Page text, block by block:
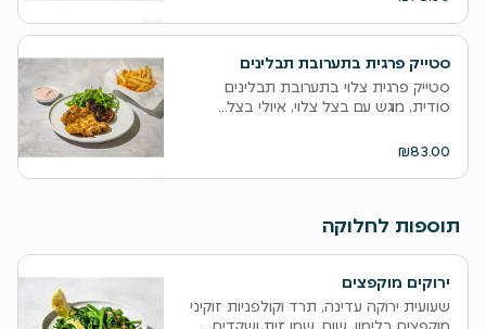
סטייק פרגית בתערובת תבלינים
סטייק פרגית צלוי בתערובת תבלינים
סודית, מוגש עם בצל צלוי, איולי בצל...
₪83.00
תוספות לחלוקה
ירוקים מוקפצים
שעועית ירוקה עדינה, תרד וקולפניות זוקיני